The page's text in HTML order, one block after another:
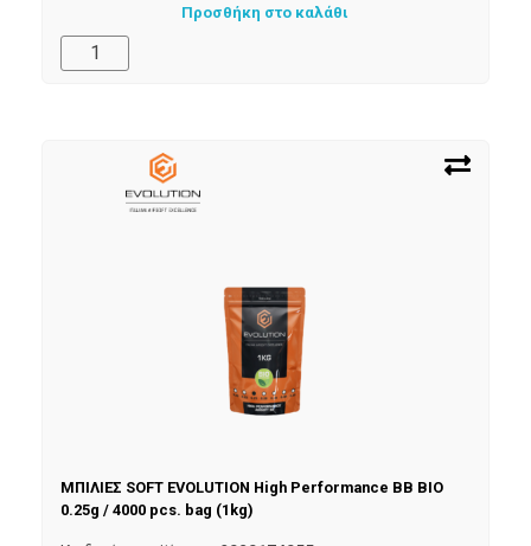
Προσθήκη στο καλάθι
ΜΠΙΛΙΕΣ SOFT EVOLUTION High Performance BB BIO
0.25g / 4000 pcs. bag (1kg)